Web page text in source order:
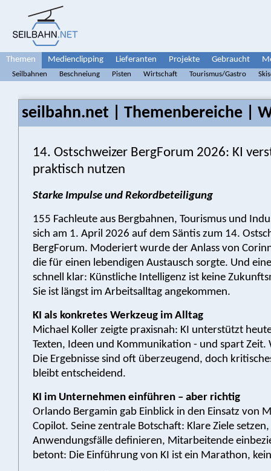
Themen Medienclipping Lieferanten Projekte Gebraucht
Seilbahnen Beschneiung Pisten Wirtschaft Tourismus/Gastro
seilbahn.net | Themenbereiche |
14. Ostschweizer BergForum 2026: KI
praktisch nutzen
Starke Impulse und Rekordbeteiligung
155 Fachleute aus Bergbahnen, Tourismus und
sich am 1. April 2026 auf dem Säntis zum 14.
BergForum. Moderiert wurde der Anlass von
die für einen lebendigen Austausch sorgte. Und
schnell klar: Künstliche Intelligenz ist keine
Sie ist längst im Arbeitsalltag angekommen.
KI als konkretes Werkzeug im Alltag
Michael Koller zeigte praxisnah: KI unterstützt
Texten, Ideen und Kommunikation - und spart Zeit.
Die Ergebnisse sind oft überzeugend, doch
bleibt entscheidend.
KI im Unternehmen einführen – aber richtig
Orlando Bergamin gab Einblick in den Einsatz von
Copilot. Seine zentrale Botschaft: Klare Ziele
Anwendungsfälle definieren, Mitarbeitende
betont: Die Einführung von KI ist ein Marathon,